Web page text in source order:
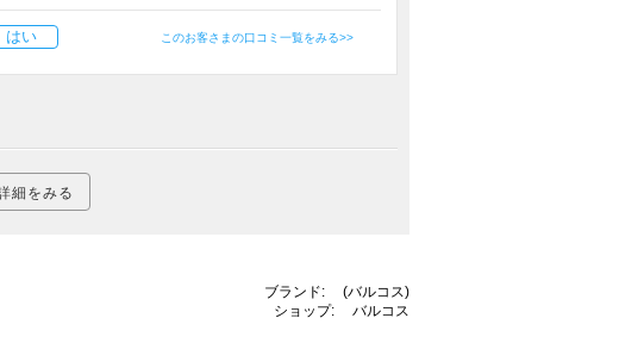
はい このお客さまの口コミ一覧をみる>>
細をみる
ブランド: (バルコス)
ショップ: バルコス